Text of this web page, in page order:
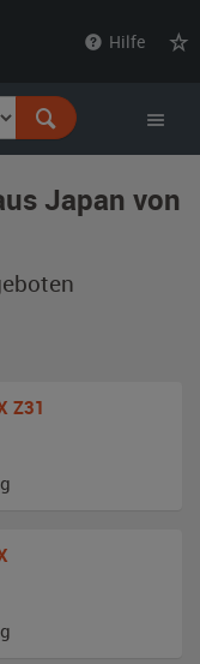
Hilfe
Japan von
Z31